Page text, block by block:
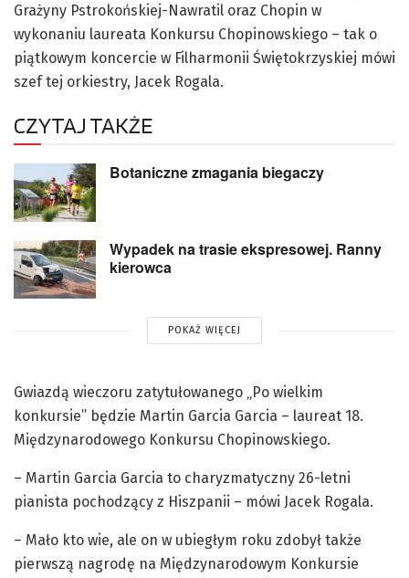
Grażyny Pstrokońskiej-Nawratil oraz Chopin w
wykonaniu laureata Konkursu Chopinowskiego – tak o
piątkowym koncercie w Filharmonii Świętokrzyskiej mówi
szef tej orkiestry, Jacek Rogala.
CZYTAJ TAKŻE
Botaniczne zmagania biegaczy
Wypadek na trasie ekspresowej. Ranny
kierowca
POKAŻ WIĘCEJ
Gwiazdą wieczoru zatytułowanego „Po wielkim
konkursie” będzie Martin Garcia Garcia – laureat 18.
Międzynarodowego Konkursu Chopinowskiego.
– Martin Garcia Garcia to charyzmatyczny 26-letni
pianista pochodzący z Hiszpanii – mówi Jacek Rogala.
– Mało kto wie, ale on w ubiegłym roku zdobył także
pierwszą nagrodę na Międzynarodowym Konkursie